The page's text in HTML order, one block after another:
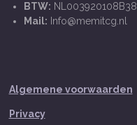
BTW: NL003920108B38
Mail: Info@memitcg.nl
Algemene voorwaarden
Privacy